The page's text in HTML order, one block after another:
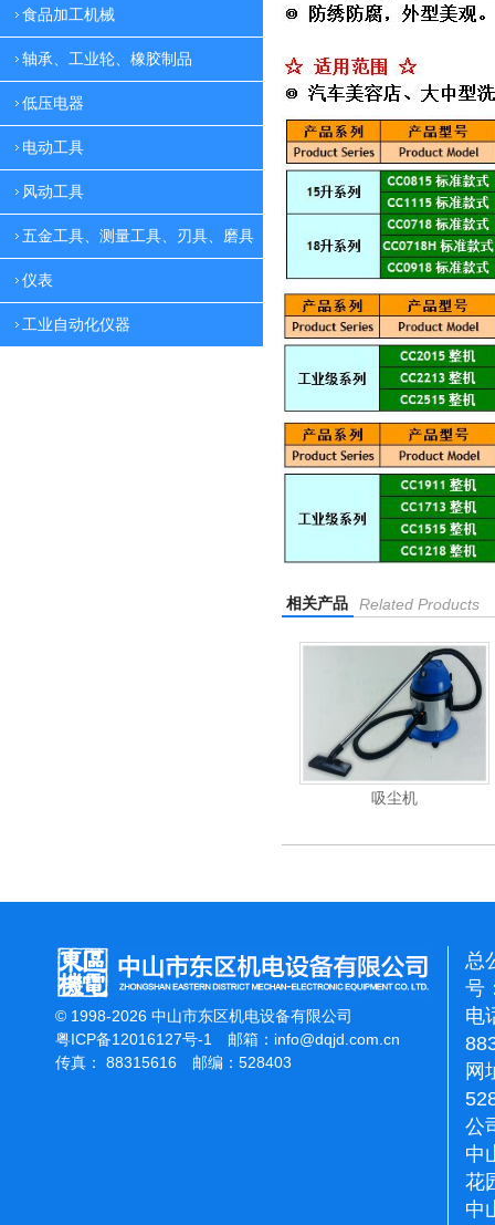
食品加工机械
轴承、工业轮、橡胶制品
低压电器
电动工具
风动工具
五金工具、测量工具、刃具、磨具
仪表
工业自动化仪器
相关产品 Related Products
吸尘机
© 1998-2026 中山市东区机电设备有限公司
粤ICP备12016127号-1
邮箱： info@dqjd.com.cn
传真： 88315616 邮编：528403
总
号
电
网
公
中
花
中